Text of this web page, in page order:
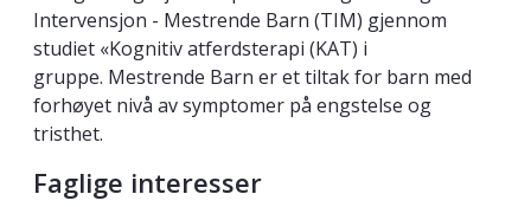
Intervensjon - Mestrende Barn (TIM) gjennom
studiet «Kognitiv atferdsterapi (KAT) i
gruppe. Mestrende Barn er et tiltak for barn med
forhøyet nivå av symptomer på engstelse og
tristhet.
Faglige interesser